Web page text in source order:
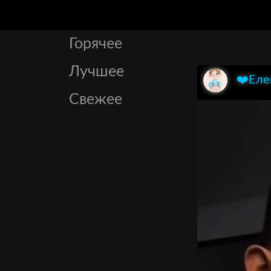
Горячее
Лучшее
Свежее